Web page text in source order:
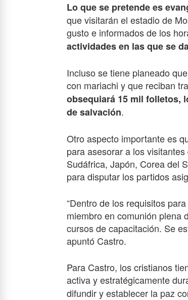
Lo que se pretende es
que visitarán el estadio de
gusto e informados de los
actividades en las que se
Incluso se tiene planeado
con mariachi y que reciban
obsequiará 15 mil folletos,
de salvación.
Otro aspecto importante es
para asesorar a los
Sudáfrica, Japón, Corea del
para disputar los partidos
“Dentro de los requisitos
miembro en comunión plena
cursos de capacitación. Se
apuntó Castro.
Para Castro, los cristianos
activa y estratégicamente
difundir y establecer la paz